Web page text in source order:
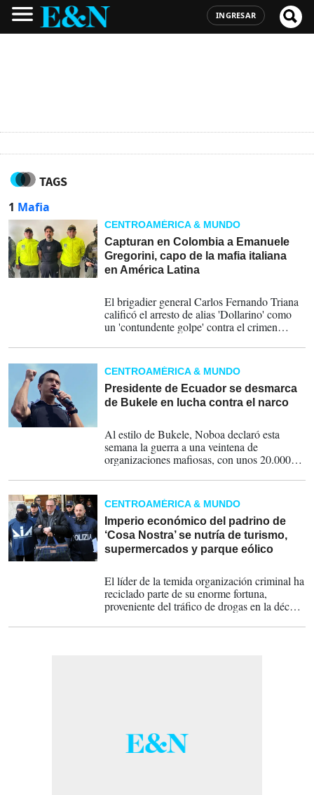
INGRESAR
TAGS
1 Mafia
CENTROAMÉRICA & MUNDO
Capturan en Colombia a Emanuele
Gregorini, capo de la mafia italiana
en América Latina
El brigadier general Carlos Fernando Triana
calificó el arresto de alias 'Dollarino' como
un 'contundente golpe' contra el crimen
CENTROAMÉRICA & MUNDO
Presidente de Ecuador se desmarca
de Bukele en lucha contra el narco
Al estilo de Bukele, Noboa declaró esta
semana la guerra a una veintena de
organizaciones mafiosas, con unos 20.000
domingo con motines carcelarios, guardias
penitenciarios tomados como rehenes por
presos y ataques con explosivos.
CENTROAMÉRICA & MUNDO
Imperio económico del padrino de
‘Cosa Nostra’ se nutría de turismo,
supermercados y parque eólico
El líder de la temida organización criminal ha
reciclado parte de su enorme fortuna,
proveniente del tráfico de drogas en la década
una red de parques eólicos, resorts turísticos,